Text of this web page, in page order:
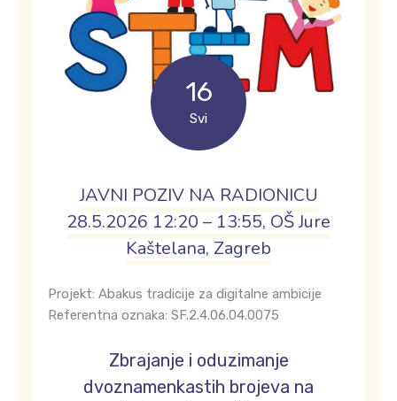
16
Svi
JAVNI POZIV NA RADIONICU
28.5.2026 12:20 – 13:55, OŠ Jure
Kaštelana, Zagreb
Projekt: Abakus tradicije za digitalne ambicije
Referentna oznaka: SF.2.4.06.04.0075
Zbrajanje i oduzimanje
dvoznamenkastih brojeva na